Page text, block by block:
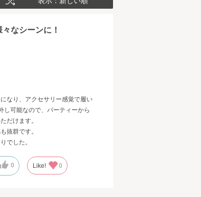
なシーンに！
なり、アクセサリー感覚で履い
し可能なので、パーティーから
だけます。
抜群です。
でした。
0 Like! 0